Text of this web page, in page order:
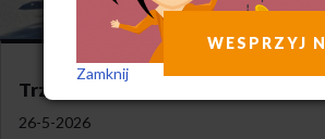
Trzy dni protestu
26-5-2026
WESPRZYJ
Zamknij